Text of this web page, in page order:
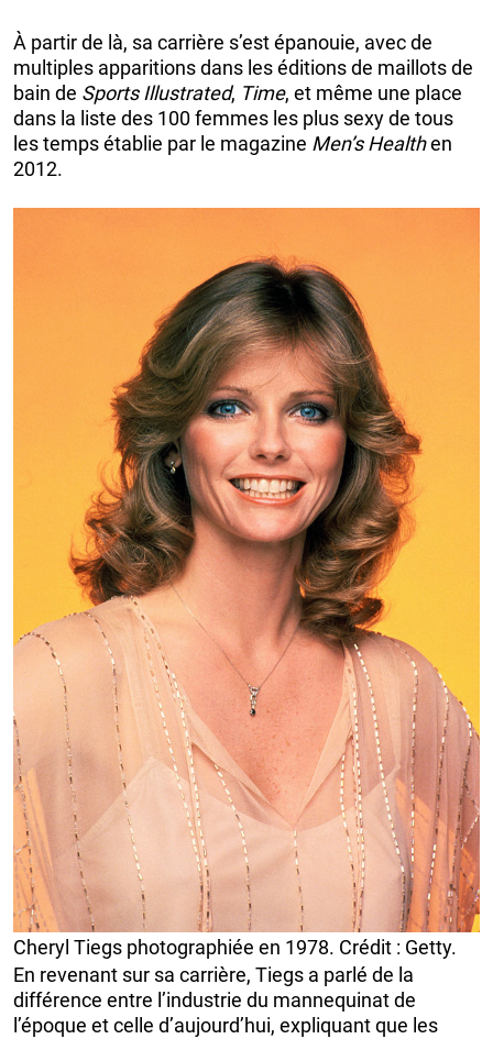
À partir de là, sa carrière s’est épanouie, avec de
multiples apparitions dans les éditions de maillots de
bain de Sports Illustrated, Time, et même une place
dans la liste des 100 femmes les plus sexy de tous
les temps établie par le magazine Men’s Healthen
2012.
Cheryl Tiegs photographiée en 1978. Crédit : Getty.
En revenant sur sa carrière, Tiegs a parlé de la
différence entre l’industrie du mannequinat de
l’époque et celle d’aujourd’hui, expliquant que les